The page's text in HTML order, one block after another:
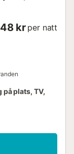
kr per natt
plats, TV,